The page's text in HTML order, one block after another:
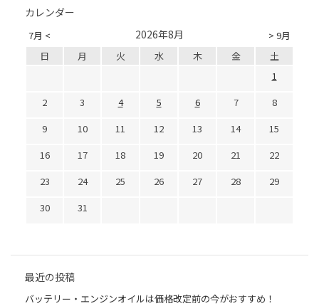
カレンダー
7月 < > 9月
2026年8月
日 月 火 水 木 金
土
1
2
3 4 5 6 7
8
9
10 11 12 13 14
15
16
17 18 19 20 21
22
23
24 25 26 27 28
29
30
31
最近の投稿
バッテリー・エンジンオイルは価格改定前の今がおすすめ！